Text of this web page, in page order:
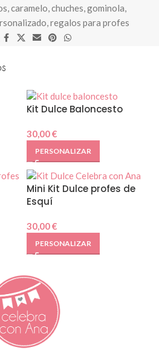
,caramelo,chuches,gominola,
,regalos para profes
Kit Dulce Baloncesto
30,00€
PERSONALIZAR
Mini Kit Dulce profes de
Esquí
30,00€
PERSONALIZAR